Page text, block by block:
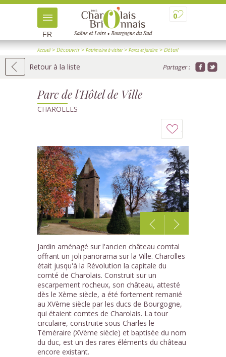
0
FR
Accueil> Découvrir> Patrimoine à visiter> Parcs et jardins > Détail
Retour à la liste Partager :
Parc de l'Hôtel de Ville
CHAROLLES
à
mon
carnet
1 /6
Jardin aménagé sur l'ancien château comtal
offrant un joli panorama sur la Ville. Charolles
était jusqu'à la Révolution la capitale du
comté de Charolais. Construit sur un
escarpement rocheux, son château, attesté
dès le Xème siècle, a été fortement remanié
au XVème siècle par les ducs de Bourgogne,
qui étaient comtes de Charolais. La tour
circulaire, construite sous Charles le
Téméraire (XVème siècle) et baptisée du nom
du duc, est un des rares éléments du château
encore existant.